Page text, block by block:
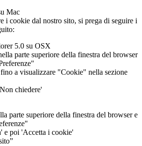
Mac
i cookie dal nostro sito, si prega di seguire i
5.0 su OSX
parte superiore della finestra del browser
a visualizzare "Cookie" nella sezione
chiedere'
parte superiore della finestra del browser e
e poi 'Accetta i cookie'